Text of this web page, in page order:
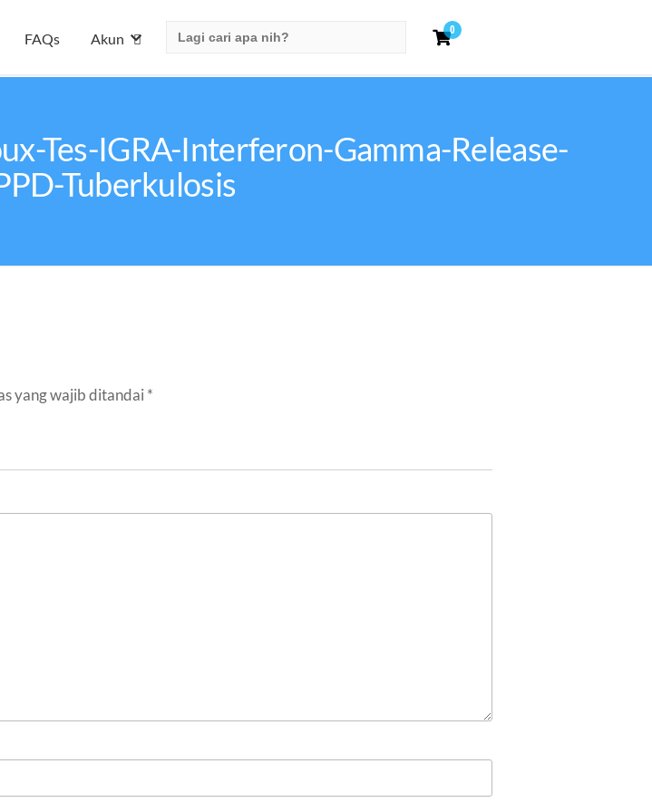
FAQs Akun
for:
0
Tes-IGRA-Interferon-Gamma-Release-
Tuberkulosis
yang wajib ditandai *